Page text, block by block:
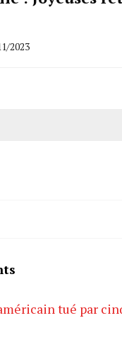
2023
tué par